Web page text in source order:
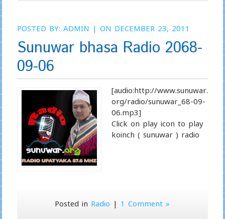
POSTED BY: ADMIN | ON DECEMBER 23, 2011
Sunuwar bhasa Radio 2068-
09-06
[audio:http://www.sunuwar.
org/radio/sunuwar_68-09-
06.mp3]
Click on play icon to play
koinch ( sunuwar ) radio
Posted in Radio | 1 Comment »